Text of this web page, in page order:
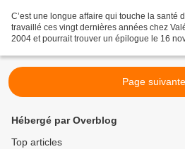
C’est une longue affaire qui touche la santé
travaillé ces vingt dernières années chez
2004 et pourrait trouver un épilogue le 16
Page
Hébergé par Overblog
Top articles